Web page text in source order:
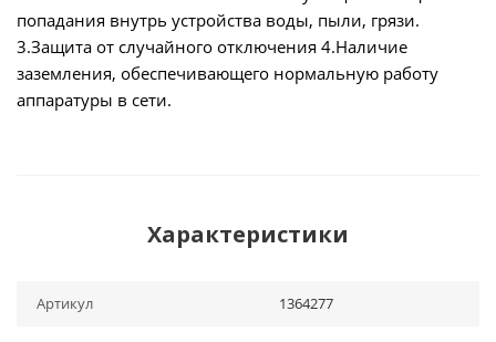
попадания внутрь устройства воды, пыли, грязи.
3.Защита от случайного отключения 4.Наличие
заземления, обеспечивающего нормальную работу
аппаратуры в сети.
Характеристики
Артикул 1364277